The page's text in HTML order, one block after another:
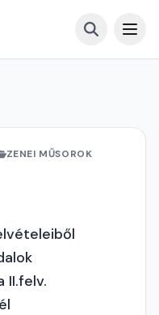
ZENEI MŰSOROK
II.felv.